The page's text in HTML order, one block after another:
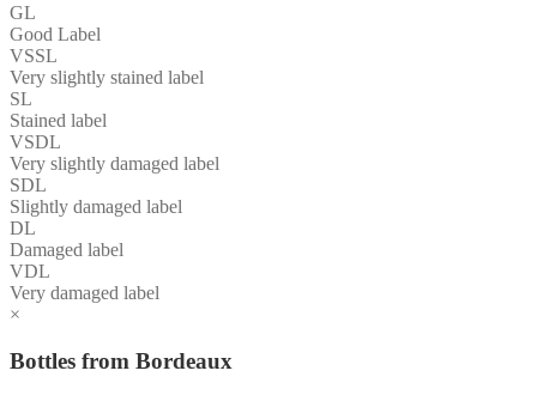
GL
Good Label
VSSL
Very slightly stained label
SL
Stained label
VSDL
Very slightly damaged label
SDL
Slightly damaged label
DL
Damaged label
VDL
Very damaged label
×
Bottles from Bordeaux